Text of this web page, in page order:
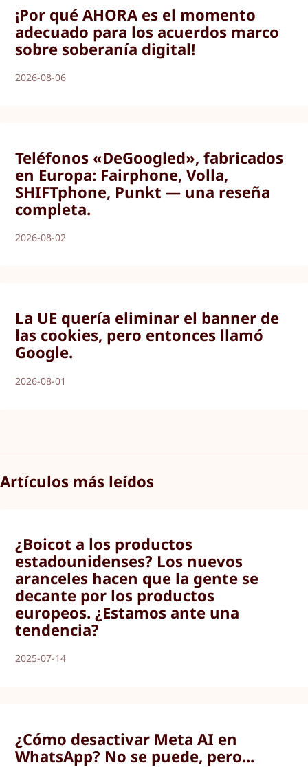
¡Por qué AHORA es el momento
adecuado para los acuerdos marco
sobre soberanía digital!
2026-08-06
Teléfonos «DeGoogled», fabricados
en Europa: Fairphone, Volla,
SHIFTphone, Punkt — una reseña
completa.
2026-08-02
La UE quería eliminar el banner de
las cookies, pero entonces llamó
Google.
2026-08-01
Artículos más leídos
¿Boicot a los productos
estadounidenses? Los nuevos
aranceles hacen que la gente se
decante por los productos
europeos. ¿Estamos ante una
tendencia?
2025-07-14
¿Cómo desactivar Meta AI en
WhatsApp? No se puede, pero...